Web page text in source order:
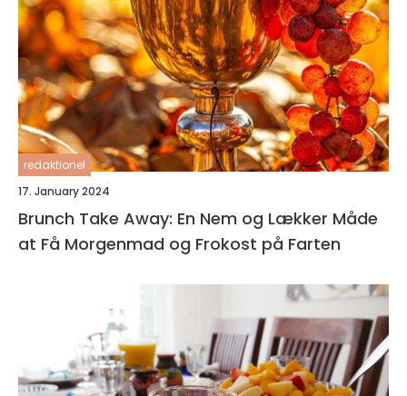
redaktionel
17. January 2024
Brunch Take Away: En Nem og Lækker Måde
at Få Morgenmad og Frokost på Farten